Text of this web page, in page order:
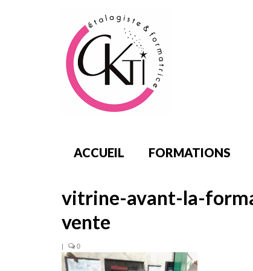
ACCUEIL FORMATIONS
vitrine-avant-la-
vente
| 0